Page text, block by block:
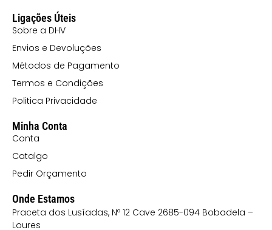
Ligações Úteis
Sobre a DHV
Envios e Devoluções
Métodos de Pagamento
Termos e Condições
Politica Privacidade
Minha Conta
Conta
Catalgo
Pedir Orçamento
Onde Estamos
Praceta dos Lusíadas, Nº 12 Cave 2685-094 Bobadela –
Loures